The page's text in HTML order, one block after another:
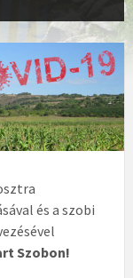
és a szobi
Szobon!